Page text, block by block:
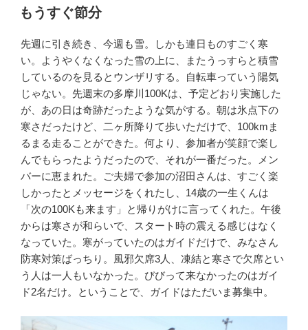
稿
日:
もうすぐ節分
先週に引き続き、今週も雪。しかも連日ものすごく寒
い。ようやくなくなった雪の上に、またうっすらと積雪
しているのを見るとウンザリする。自転車っていう陽気
じゃない。先週末の多摩川100Kは、予定どおり実施した
が、あの日は奇跡だったような気がする。朝は氷点下の
寒さだったけど、二ヶ所降りて歩いただけで、100kmま
るまる走ることができた。何より、参加者が笑顔で楽し
んでもらったようだったので、それが一番だった。メン
バーに恵まれた。ご夫婦で参加の沼田さんは、すごく楽
しかったとメッセージをくれたし、14歳の一生くんは
「次の100Kも来ます」と帰りがけに言ってくれた。午後
からは寒さが和らいで、スタート時の震える感じはなく
なっていた。寒がっていたのはガイドだけで、みなさん
防寒対策ばっちり。風邪欠席3人、凍結と寒さで欠席とい
う人は一人もいなかった。びびって来なかったのはガイ
ド2名だけ。ということで、ガイドはただいま募集中。